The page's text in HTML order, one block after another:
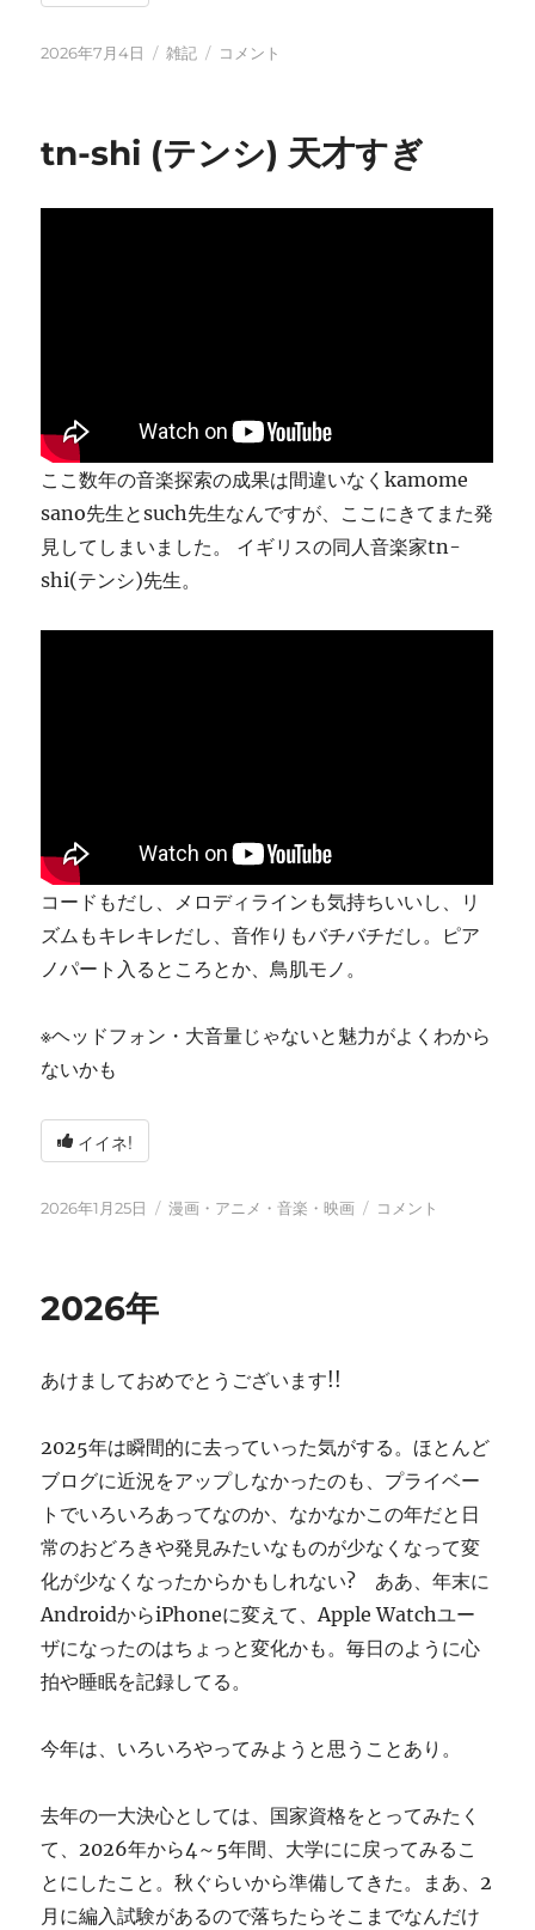
投
2026年7月4日
カ
ー
雑記
い
と
コメント
tn-shi (テンシ) 天才すぎ
ここ数年の音楽探索の成果は間違いなくkamome
sano先生とsuch先生なんですが、ここにきてまた発
見してしまいました。 イギリスの同人音楽家tn-
shi(テンシ)先生。
コードもだし、メロディラインも気持ちいいし、リ
ズムもキレキレだし、音作りもバチバチだし。ピア
ノパート入るところとか、鳥肌モノ。
※ヘッドフォン・大音量じゃないと魅力がよくわから
ないかも
イイネ!
投
2026年1月25日
カ
漫画・アニメ・音楽・映画
tn-
コメント
2026年
あけましておめでとうございます!!
2025年は瞬間的に去っていった気がする。ほとんど
ブログに近況をアップしなかったのも、プライベー
トでいろいろあってなのか、なかなかこの年だと日
常のおどろきや発見みたいなものが少なくなって変
化が少なくなったからかもしれない? ああ、年末に
AndroidからiPhoneに変えて、Apple Watchユー
ザになったのはちょっと変化かも。毎日のように心
拍や睡眠を記録してる。
今年は、いろいろやってみようと思うことあり。
去年の一大決心としては、国家資格をとってみたく
て、2026年から4～5年間、大学にに戻ってみるこ
とにしたこと。秋ぐらいから準備してきた。まあ、2
月に編入試験があるので落ちたらそこまでなんだけ